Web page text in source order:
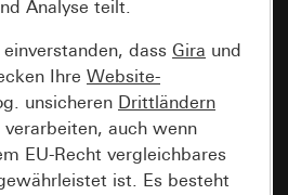
Analyse teilt.
dass Gira und
Ihre Website-
unsicheren Drittländern
auch wenn
EU-Recht vergleichbares
ist. Es besteht